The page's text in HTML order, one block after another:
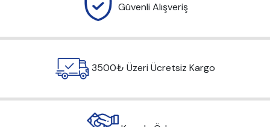
Güvenli Alışveriş
3500₺ Üzeri Ücretsiz Kargo